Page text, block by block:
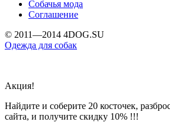
Собачья мода
Соглашение
© 2011—2014 4DOG.SU
Одежда для собак
Акция!
Найдите и соберите 20 косточек,
сайта, и получите скидку 10% !!!